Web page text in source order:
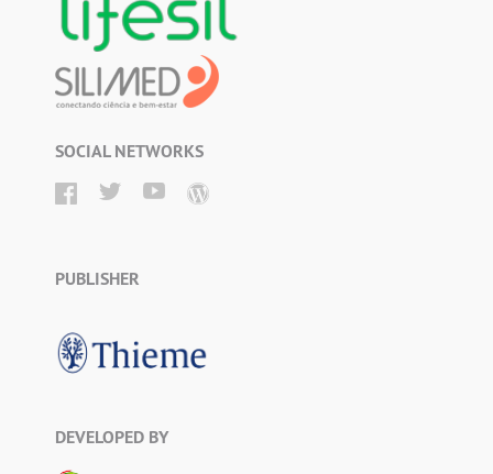
SOCIAL NETWORKS
PUBLISHER
DEVELOPED BY